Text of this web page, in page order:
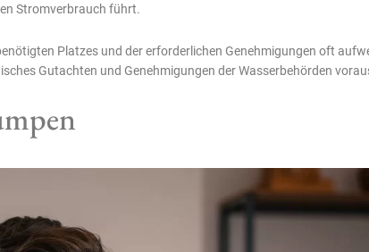
Stromverbrauch führt.
Platzes und der erforderlichen Genehmigungen oft
Gutachten und Genehmigungen der Wasserbehörden